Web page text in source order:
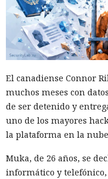
El canadiense Connor
muchos meses con
de ser detenido y
uno de los mayores
la plataforma en la
Muka, de 26 años, se
informático y telefónico,